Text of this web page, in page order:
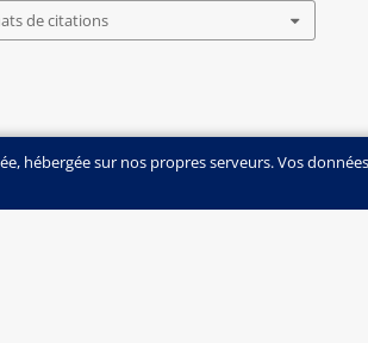
de citations
hébergée sur nos propres serveurs. Vos